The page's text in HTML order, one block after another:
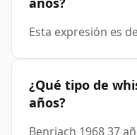
Esta expresión es
¿Qué tipo de
años?
Benriach 1968 37